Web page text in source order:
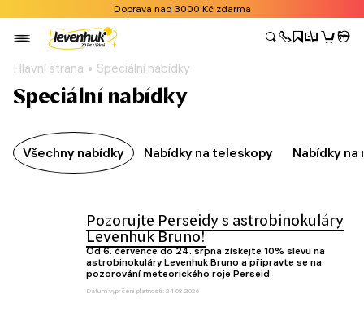
Doprava nad 3000 Kč zdarma
Hlavní strana Speciální nabídky
Speciální nabídky
Všechny nabídky Nabídky na teleskopy Nabídky na
Pozorujte Perseidy s astrobinokuláry
Levenhuk Bruno!
Od 6. července do 24. srpna získejte 10% slevu na
astrobinokuláry Levenhuk Bruno a připravte se na
pozorování meteorického roje Perseid.
Datum vypršení platnosti: 24.08.2026